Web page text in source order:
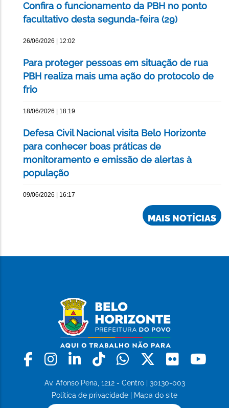
Confira o funcionamento da PBH no ponto
facultativo desta segunda-feira (29)
26/06/2026 | 12:02
Para proteger pessoas em situação de rua
PBH realiza mais uma ação do protocolo de
frio
18/06/2026 | 18:19
Defesa Civil Nacional visita Belo Horizonte
para conhecer boas práticas de
monitoramento e emissão de alertas à
população
09/06/2026 | 16:17
MAIS NOTÍCIAS
Facebook
Instagram
LinkedinTiktokWhatsapp
X Flickr
Av. Afonso Pena, 1212 - Centro | 30130-003
Política de privacidade
Mapa do site